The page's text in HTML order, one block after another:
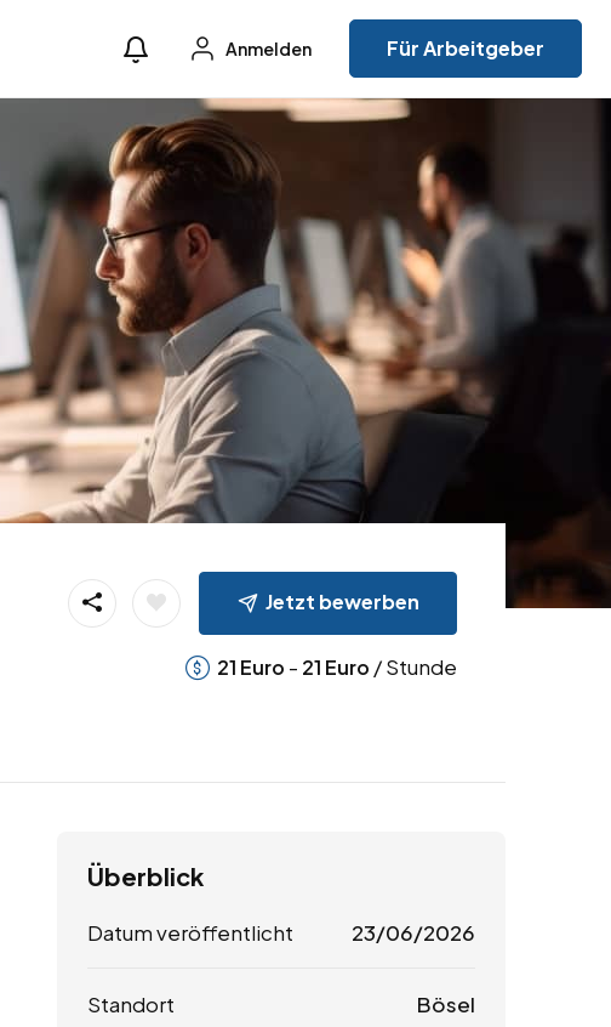
Anmelden Für Arbeitgeber
Jetzt bewerben
21 Euro - 21 Euro / Stunde
Überblick
Datum veröffentlicht 23/06/2026
Standort Bösel